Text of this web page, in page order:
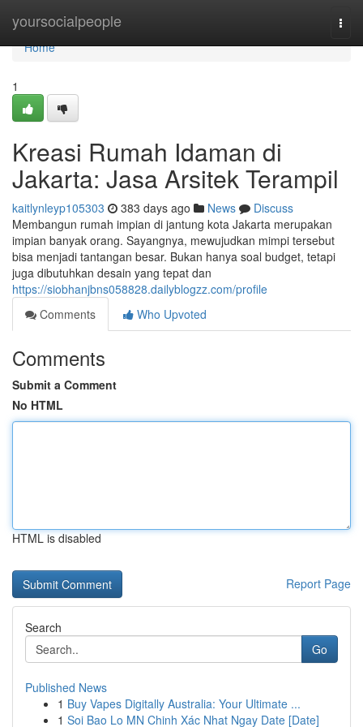
yoursocialpeople
Home
Home
1
Kreasi Rumah Idaman di
Jakarta: Jasa Arsitek Terampil
kaitlynleyp105303 383 days ago News
Discuss
Membangun rumah impian di jantung kota Jakarta merupakan
impian banyak orang. Sayangnya, mewujudkan mimpi tersebut
bisa menjadi tantangan besar. Bukan hanya soal budget, tetapi
juga dibutuhkan desain yang tepat dan
https://siobhanjbns058828.dailyblogzz.com/profile
Comments
Who Upvoted
Comments
Submit a Comment
No HTML
HTML is disabled
Report Page
Search
Go
Published News
1 Buy Vapes Digitally Australia: Your Ultimate ...
1 Soi Bao Lo MN Chinh Xác Nhat Ngay Date [Date]